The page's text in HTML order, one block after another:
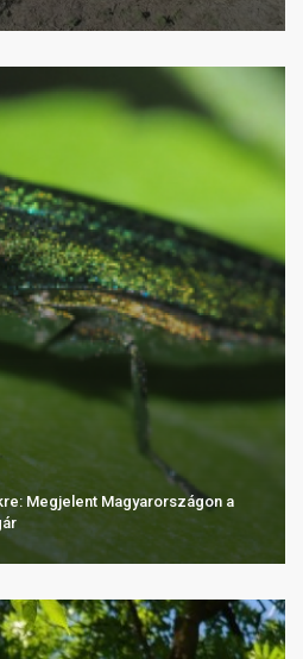
Megjelent Magyarországon a